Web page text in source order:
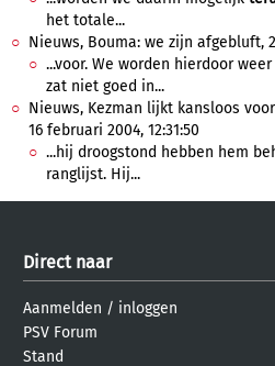
het totale...
Nieuws, Bouma: we zijn afgebluft,
...voor. We worden hierdoor
zat niet goed in...
Nieuws, Kezman lijkt kansloos
16 februari 2004, 12:31:50
...hij droogstond hebben hem
ranglijst. Hij...
Direct naar
Aanmelden / inloggen
PSV Forum
Stand